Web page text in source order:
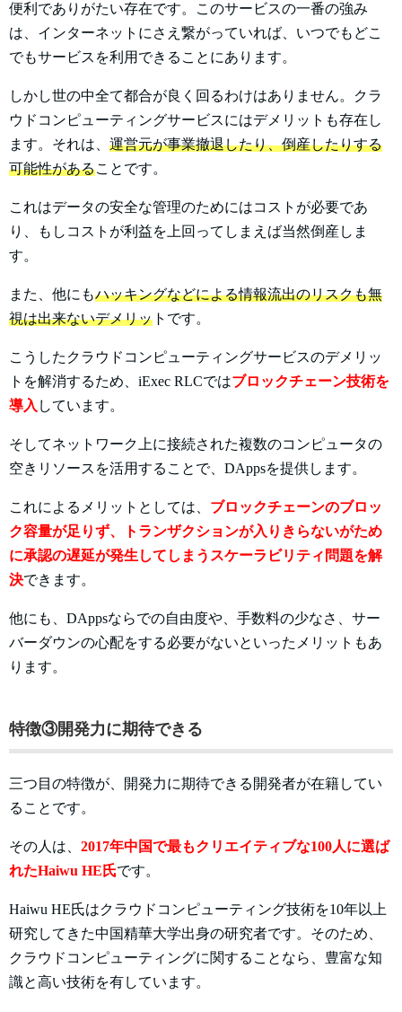
便利でありがたい存在です。このサービスの一番の強み
は、インターネットにさえ繋がっていれば、いつでもどこ
でもサービスを利用できることにあります。
しかし世の中全て都合が良く回るわけはありません。クラ
ウドコンピューティングサービスにはデメリットも存在し
ます。それは、 運営元が事業撤退したり、倒産したりする
可能性があることです。
これはデータの安全な管理のためにはコストが必要であ
り、もしコストが利益を上回ってしまえば当然倒産しま
す。
また、他にもハッキングなどによる情報流出のリスクも無
視は出来ないデメリッ トです。
こうしたクラウドコンピューティングサービスのデメリッ
トを解消するため、iExec RLCではブロックチェーン技術を
導入 しています。
そしてネットワーク上に接続された複数のコンピュータの
空きリソースを活用することで、DAppsを提供します。
これによるメリットとしては、 ブロックチェーンのブロッ
ク容量が足りず、トランザクションが入りきらないがため
に承認の遅延が発生してしまうスケーラビリティ問題を解
決できます。
他にも、DAppsならでの自由度や、手数料の少なさ、サー
バーダウンの心配をする必要がないといったメリットもあ
ります。
特徴③開発力に期待できる
三つ目の特徴が、開発力に期待できる開発者が在籍してい
ることです。
その人は、 2017年中国で最もクリエイティブな100人に選ば
れたHaiwu HE氏です。
Haiwu HE氏はクラウドコンピューティング技術を10年以上
研究してきた中国精華大学出身の研究者です。そのため、
クラウドコンピューティングに関することなら、豊富な知
識と高い技術を有しています。